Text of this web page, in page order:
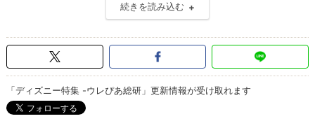
続きを読み込む
「ディズニー特集 -ウレぴあ総研」更新情報が受け取れます